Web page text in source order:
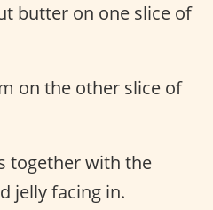
butter on one slice of
on the other slice of
together with the
jelly facing in.